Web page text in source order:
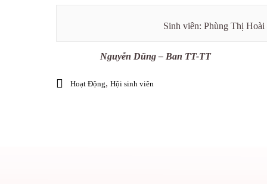
Sinh viên: Phùng Thị
Nguyễn Dũng – Ban TT-TT
Hoạt Động, Hội sinh viên